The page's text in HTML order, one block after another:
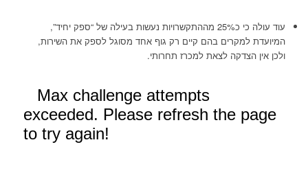
עוד עולה כי כ25% מההתקשרויות נעשות בעילה של “ספק יחיד”,
המיועדת למקרים בהם קיים רק גוף אחד מסוגל לספק את השירות,
ולכן אין הצדקה לצאת למכרז תחרותי.